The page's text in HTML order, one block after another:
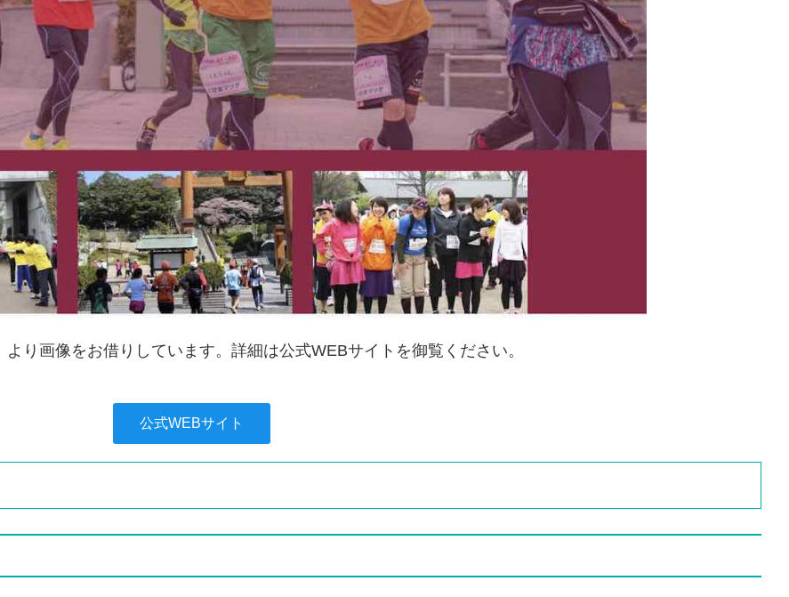
より画像をお借りしています。詳細は公式WEBサイトを御覧ください。
公式WEBサイト